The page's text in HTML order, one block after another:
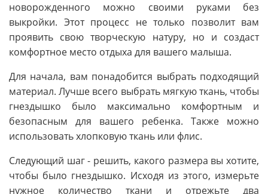
новорожденного можно своими руками без
выкройки. Этот процесс не только позволит вам
проявить свою творческую натуру, но и создаст
комфортное место отдыха для вашего малыша.
Для начала, вам понадобится выбрать подходящий
материал. Лучше всего выбрать мягкую ткань, чтобы
гнездышко было максимально комфортным и
безопасным для вашего ребенка. Также можно
использовать хлопковую ткань или флис.
Следующий шаг - решить, какого размера вы хотите,
чтобы было гнездышко. Исходя из этого, измерьте
нужное количество ткани и отрежьте два